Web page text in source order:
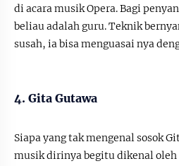
di acara musik Opera. Bagi
beliau adalah guru. Teknik
susah, ia bisa menguasai nya
4. Gita Gutawa
Siapa yang tak mengenal sosok
musik dirinya begitu dikenal